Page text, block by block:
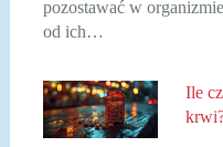
pozostawać w
od ich…
Ile